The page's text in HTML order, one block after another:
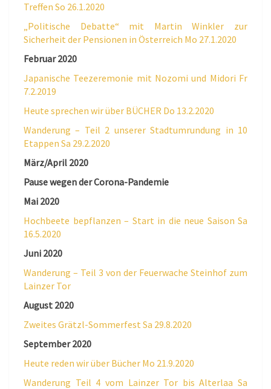
Treffen So 26.1.2020
„Politische Debatte“ mit Martin Winkler zur
Sicherheit der Pensionen in Österreich Mo 27.1.2020
Februar 2020
Japanische Teezeremonie mit Nozomi und Midori Fr
7.2.2019
Heute sprechen wir über BÜCHER Do 13.2.2020
Wanderung – Teil 2 unserer Stadtumrundung in 10
Etappen Sa 29.2.2020
März/April 2020
Pause wegen der Corona-Pandemie
Mai 2020
Hochbeete bepflanzen – Start in die neue Saison Sa
16.5.2020
Juni 2020
Wanderung – Teil 3 von der Feuerwache Steinhof zum
Lainzer Tor
August 2020
Zweites Grätzl-Sommerfest Sa 29.8.2020
September 2020
Heute reden wir über Bücher Mo 21.9.2020
Wanderung Teil 4 vom Lainzer Tor bis Alterlaa Sa